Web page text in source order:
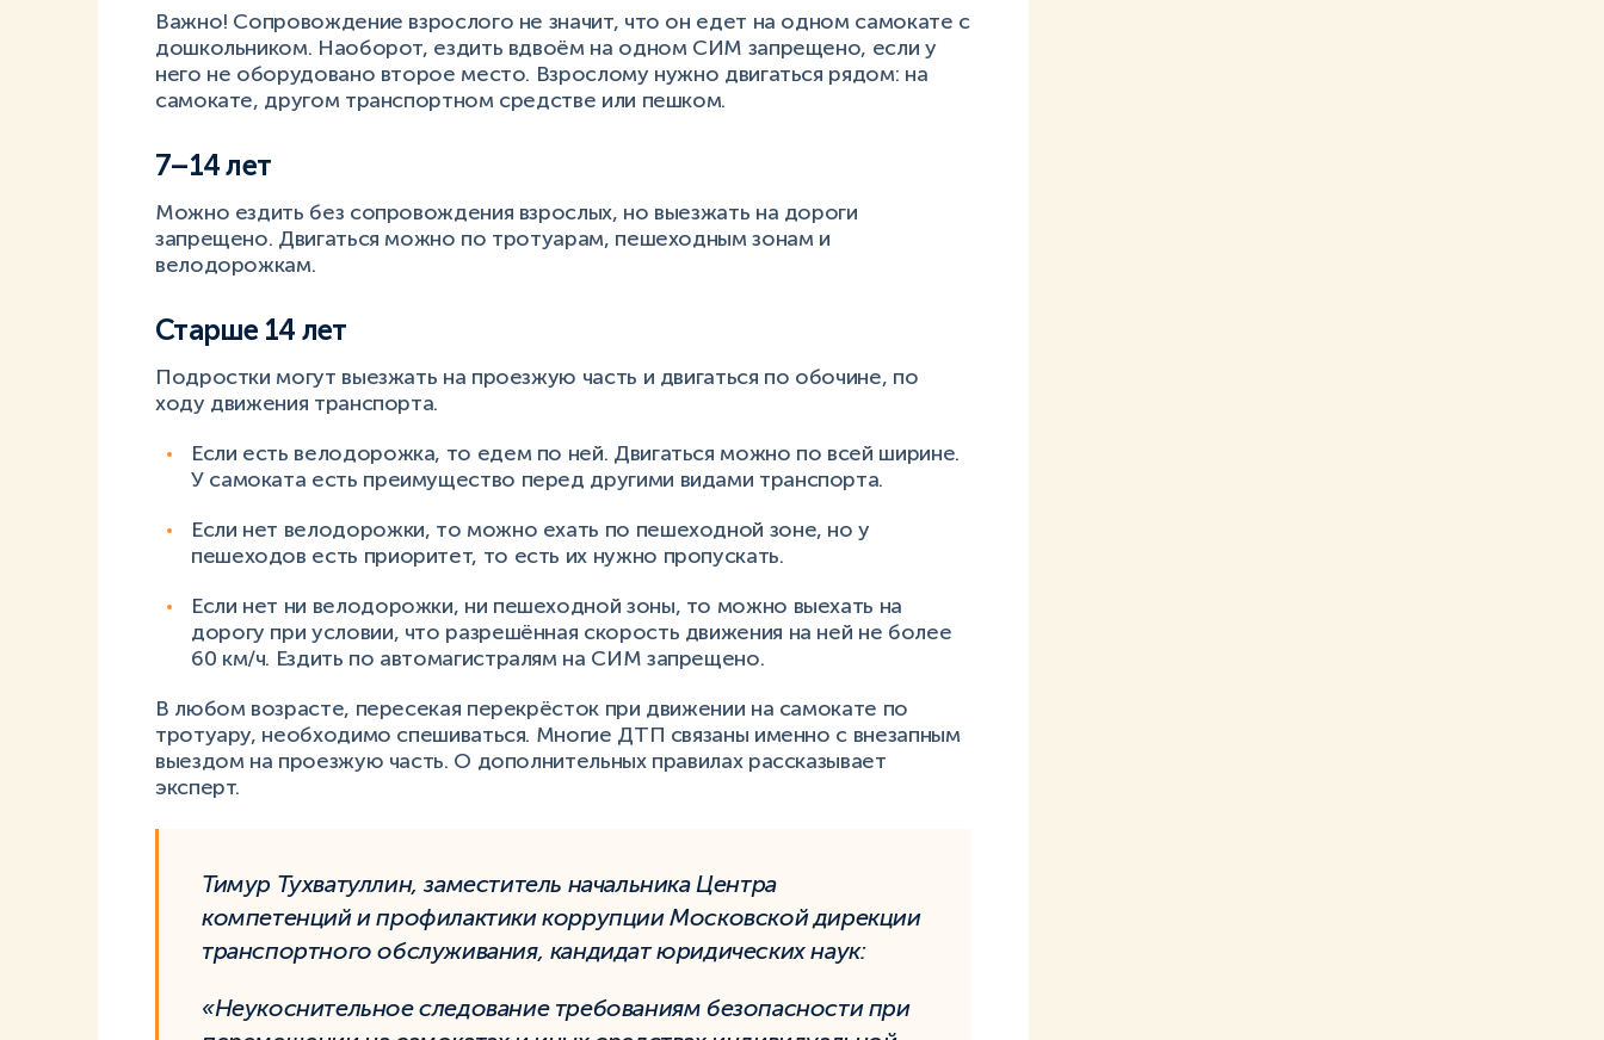
Важно! Сопровождение взрослого не значит, что он едет на одном самокате с
дошкольником. Наоборот, ездить вдвоём на одном СИМ запрещено, если у
него не оборудовано второе место. Взрослому нужно двигаться рядом: на
самокате, другом транспортном средстве или пешком.
7–14 лет
Можно ездить без сопровождения взрослых, но выезжать на дороги
запрещено. Двигаться можно по тротуарам, пешеходным зонам и
велодорожкам.
Старше 14 лет
Подростки могут выезжать на проезжую часть и двигаться по обочине, по
ходу движения транспорта.
Если есть велодорожка, то едем по ней. Двигаться можно по всей ширине.
У самоката есть преимущество перед другими видами транспорта.
Если нет велодорожки, то можно ехать по пешеходной зоне, но у
пешеходов есть приоритет, то есть их нужно пропускать.
Если нет ни велодорожки, ни пешеходной зоны, то можно выехать на
дорогу при условии, что разрешённая скорость движения на ней не более
60 км/ч. Ездить по автомагистралям на СИМ запрещено.
В любом возрасте, пересекая перекрёсток при движении на самокате по
тротуару, необходимо спешиваться. Многие ДТП связаны именно с внезапным
выездом на проезжую часть. О дополнительных правилах рассказывает
эксперт.
Тимур Тухватуллин, заместитель начальника Центра
компетенций и профилактики коррупции Московской дирекции
транспортного обслуживания, кандидат юридических наук:
«Неукоснительное следование требованиям безопасности при